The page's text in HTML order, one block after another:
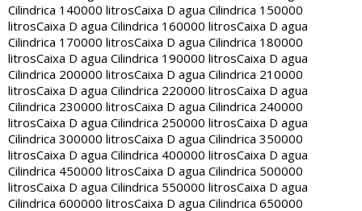
Cilindrica 140000 litrosCaixa D agua Cilindrica 150000
litrosCaixa D agua Cilindrica 160000 litrosCaixa D agua
Cilindrica 170000 litrosCaixa D agua Cilindrica 180000
litrosCaixa D agua Cilindrica 190000 litrosCaixa D agua
Cilindrica 200000 litrosCaixa D agua Cilindrica 210000
litrosCaixa D agua Cilindrica 220000 litrosCaixa D agua
Cilindrica 230000 litrosCaixa D agua Cilindrica 240000
litrosCaixa D agua Cilindrica 250000 litrosCaixa D agua
Cilindrica 300000 litrosCaixa D agua Cilindrica 350000
litrosCaixa D agua Cilindrica 400000 litrosCaixa D agua
Cilindrica 450000 litrosCaixa D agua Cilindrica 500000
litrosCaixa D agua Cilindrica 550000 litrosCaixa D agua
Cilindrica 600000 litrosCaixa D agua Cilindrica 650000